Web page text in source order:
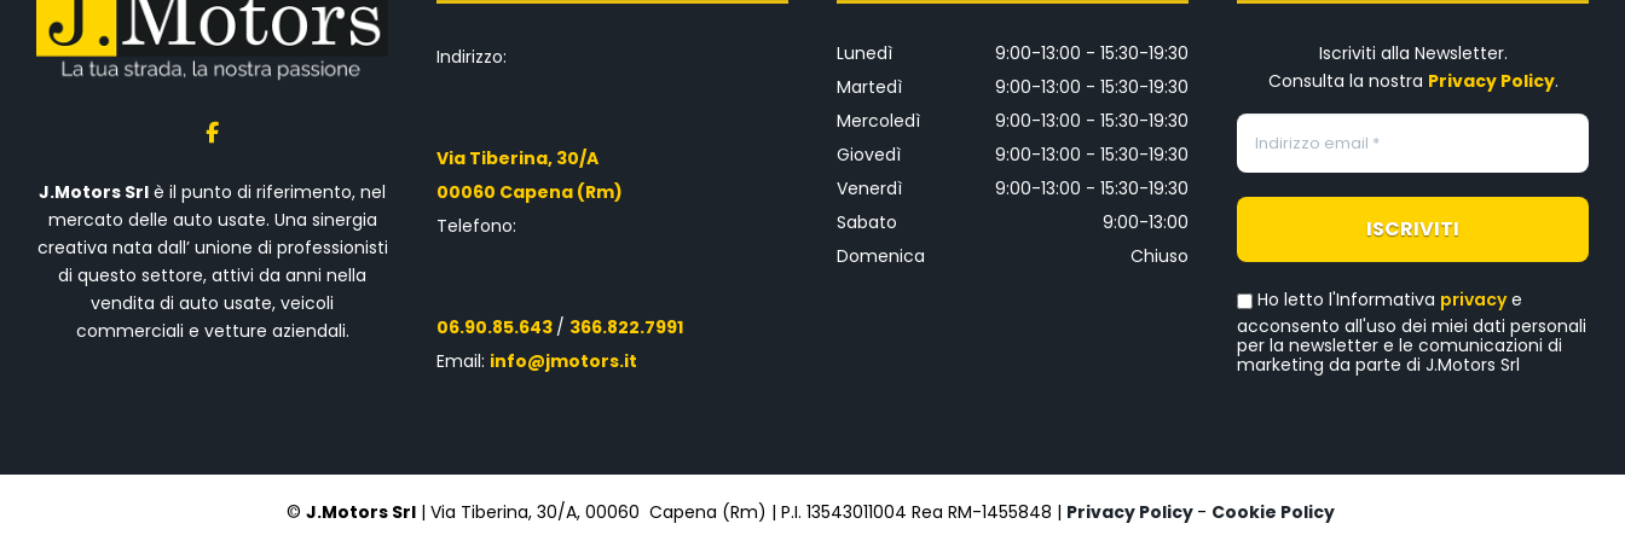
J.Motors Srl è il punto di riferimento, nel
mercato delle auto usate. Una sinergia
creativa nata dall’ unione di professionisti
di questo settore, attivi da anni nella
vendita di auto usate, veicoli
commerciali e vetture aziendali.
Indirizzo:
Via Tiberina, 30/A
00060 Capena (Rm)
Telefono:
06.90.85.643 / 366.822.7991
Email: info@jmotors.it
Lunedì
9:00-13:00 - 15:30-19:30
Martedì
9:00-13:00 - 15:30-19:30
Mercoledì
9:00-13:00 - 15:30-19:30
Giovedì
9:00-13:00 - 15:30-19:30
Venerdì
9:00-13:00 - 15:30-19:30
Sabato
9:00-13:00
Domenica
Chiuso
Iscriviti alla Newsletter.
Consulta la nostra Privacy Policy.
Ho letto l'Informativa privacye
acconsento all'uso dei miei dati personali
per la newsletter e le comunicazioni di
marketing da parte di J.Motors Srl
© J.Motors Srl | Via Tiberina, 30/A, 00060 Capena (Rm) | P.I. 13543011004 Rea RM-1455848 | Privacy Policy - Cookie Policy